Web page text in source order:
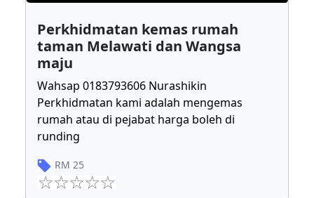
Perkhidmatan kemas rumah
taman Melawati dan Wangsa
maju
Wahsap 0183793606 Nurashikin
Perkhidmatan kami adalah mengemas
rumah atau di pejabat harga boleh di
runding
RM 25